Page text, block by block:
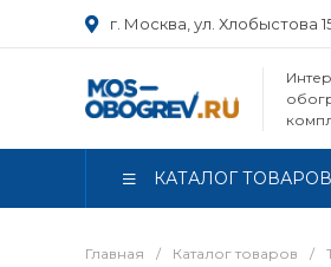
г. Москва, ул. Хлобыстова
КАТАЛОГ ТОВАРОВ
Главная / Каталог товаров /